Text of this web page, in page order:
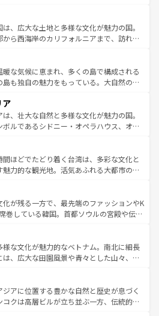
てほしい。
残る町や、スイスならではのユニークな
ルプス観光だけでなく町歩きも満喫する
国民の所得が高いため物価も高いが、旅行
観光を楽しむこともできる。 なお、新
はコンテンツ一覧 を参照してほしい。
、広大な土地と多様な文化が魅力の国。
から西海岸のカリフォルニアまで、訪れる
は、観光、ショッピング、エンターテイ
った刺激的なスポットだ。一方、アメリカ
が広がり、グランドキャニオンやイエロー
ンズでは、音楽と美食が融合した独特の
者はアメリカの各地域で異なる魅力を楽
の多様性と豊かな歴史を感じることができ
イルだ。 なお、新着のアメリカ
ツ一覧を参照してほしい。
暖な気候に恵まれ、多くの島で構成される
島も独自の魅力をもっている。大自然の神
い。また、定番の観光地といえばオアフ
然を求めるならマウイ島やカウアイ島が
ラルドグリーンに輝く海をはじめ、豊かな
心で訪れる人々を迎えてくれるハワイの
ローカルフードやハワイアンミュージッ
ラダンスなど、すべてがハワイの魅力を彩
い。 なお、新着のハワイ情報
覧を参照してほしい。
ア
、壮大な自然と多様な文化が魅力の国。
ボルであるシドニー・オペラハウス、オー
中央部にそびえるウルル（エアーズロッ
アの美しい原生林やケアンズの熱帯雨林な
たくさん。また、カフェやワイン、オージ
ティも充実しており、サーフィンやダイ
ングなど、アウトドア好きにはたまらな
リアの多彩な魅力を存分に味わいつくそ
間ほどでたどり着く台湾は、多彩な文化と
魅力的な観光地。活気あふれる大都市の台
岳地帯である台湾東部など、都市の喧騒
が共存しており、訪れる人に新しい発見と
てくれる。また、奥深い台湾の食文化も魅
のスイーツなど、バラエティ豊かな料理
味わえる。 なお、新着の台湾情報は コンテンツ一覧を参
化が残る一方で、最先端のファッションやK
巻している韓国。首都ソウルの宮殿や伝統
ばせば四季折々の自然美を楽しむことが
、キムチや焼肉、絶品のストリートフード
な韓国料理が待っている。夜には、韓国な
がら、韓国の多彩な魅力を心ゆくまで味
わってみてほしい。 なお、新着の韓国情報はコンテンツ一
しい。
様な文化が魅力的なベトナム。南北に細長
は、広大な田園風景や青々とした山々、世
伝統が息づく。ハノイの古い町並みやホ
ランス統治時代の建物も、独特の雰囲気を
。また、バラエティの豊かさとおいしさで
ジアに位置する豊かな自然と歴史が息づく
コクは高層ビルが立ち並ぶ一方、伝統的な